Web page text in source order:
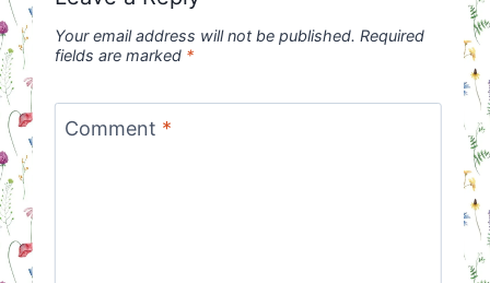
Your email address will not be published. Required
fields are marked *
Comment *